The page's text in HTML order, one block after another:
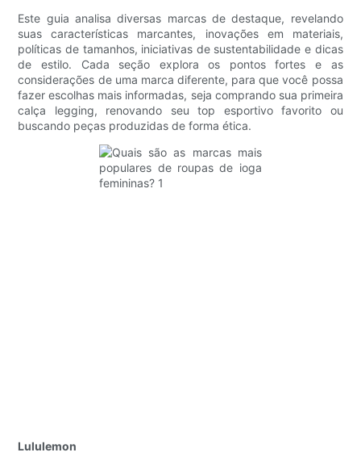
Este guia analisa diversas marcas de destaque, revelando
suas características marcantes, inovações em materiais,
políticas de tamanhos, iniciativas de sustentabilidade e dicas
de estilo. Cada seção explora os pontos fortes e as
considerações de uma marca diferente, para que você possa
fazer escolhas mais informadas, seja comprando sua primeira
calça legging, renovando seu top esportivo favorito ou
buscando peças produzidas de forma ética.
Lululemon